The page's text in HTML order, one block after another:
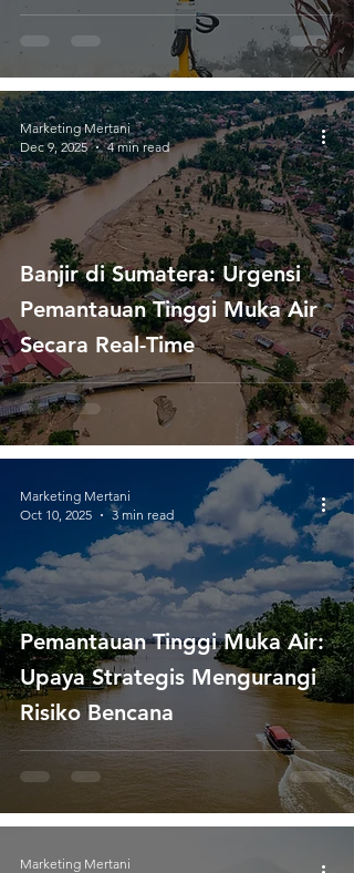
Banjir di Sumatera: Urgensi
Pemantauan Tinggi Muka Air
Secara Real-Time
Marketing Mertani
Dec 9, 2025
4 min read
Pemantauan Tinggi Muka Air:
Upaya Strategis Mengurangi
Risiko Bencana
Marketing Mertani
Oct 10, 2025
3 min read
Marketing Mertani